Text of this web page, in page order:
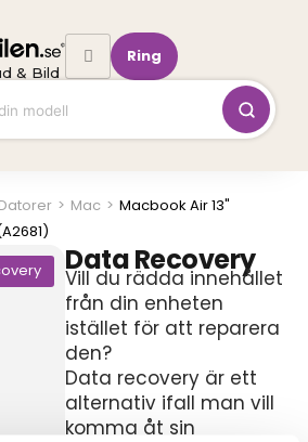
& Bild
Ring
Datorer > Mac > Macbook Air 13"
Data Recovery
Vill du rädda innehållet
från din enheten
istället för att reparera
den?
Data recovery är ett
alternativ ifall man vill
komma åt sin